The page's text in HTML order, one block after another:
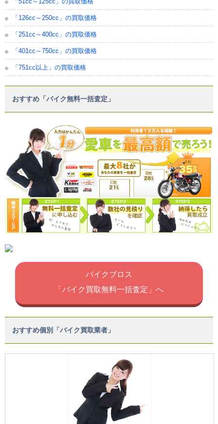
「126cc～250cc」の買取価格
「251cc～400cc」の買取価格
「401cc～750cc」の買取価格
「751cc以上」の買取価格
おすすめ「バイク無料一括査定」
バイクブロス
「バイク買取無料一括査定」へ
おすすめ個別「バイク買取業者」